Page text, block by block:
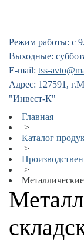
Режим работы: с
Выходные:
E-mail: tss-
Адрес: 127591,
"Инвест-К"
Главная
>
Каталог
>
>